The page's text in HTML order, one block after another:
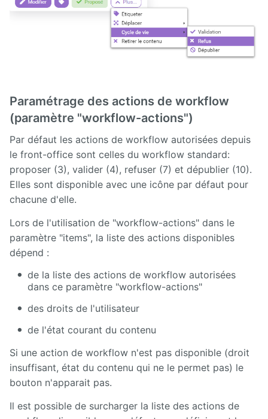
Paramétrage des actions de workflow
(paramètre "workflow-actions")
Par défaut les actions de workflow autorisées depuis
le front-office sont celles du workflow standard:
proposer (3), valider (4), refuser (7) et dépublier (10).
Elles sont disponible avec une icône par défaut pour
chacune d'elle.
Lors de l'utilisation de "workflow-actions" dans le
paramètre "items", la liste des actions disponibles
dépend :
de la liste des actions de workflow autorisées
dans ce paramètre "workflow-actions"
des droits de l'utilisateur
de l'état courant du contenu
Si une action de workflow n'est pas disponible (droit
insuffisant, état du contenu qui ne le permet pas) le
bouton n'apparait pas.
Il est possible de surcharger la liste des actions de